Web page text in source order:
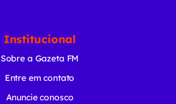
Institucional
Sobre a Gazeta FM
Entre em contato
Anuncie conosco